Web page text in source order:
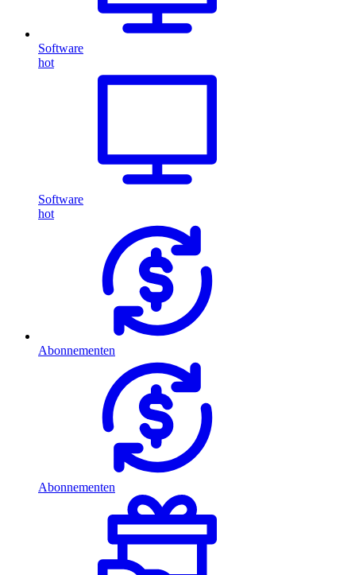
Software
hot
Software
hot
Abonnementen
Abonnementen